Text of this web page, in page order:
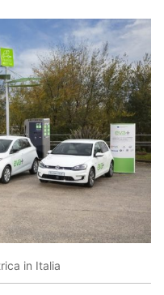
in Italia